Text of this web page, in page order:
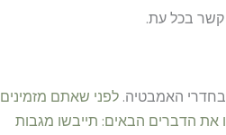
קשר בכל עת.
האמבטיה. לפני שאתם מזמינים
את הדברים הבאים: תייבשו מגבות